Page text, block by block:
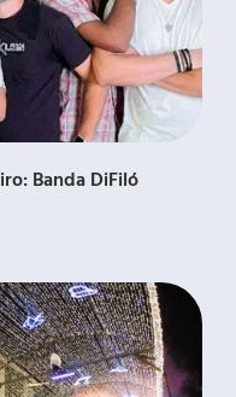
Banda DiFiló